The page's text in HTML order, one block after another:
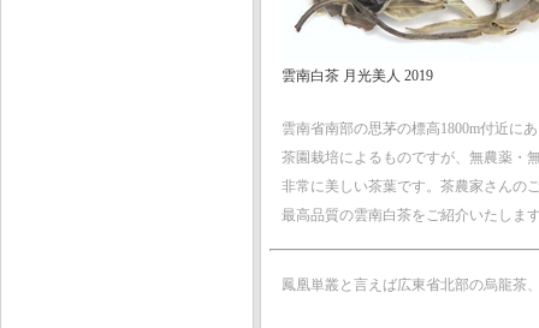
雲南白茶 月光美人 2019
雲南省南部の思茅の標高1800m付近に
茶園栽培によるものですが、無農薬・
非常に美しい茶葉です。茶農家さんの
最高品質の雲南白茶をご紹介いたしま
鳳凰単叢と言えば広東省北部の烏龍茶